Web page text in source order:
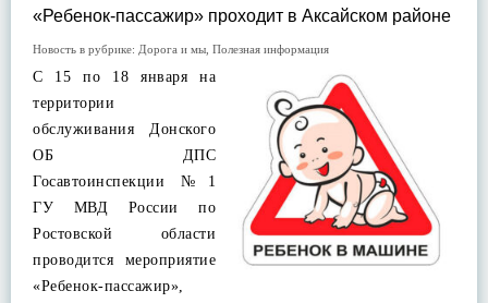
«Ребенок-пассажир» проходит в Аксайском районе
Новость в рубрике: Дорога и мы Полезная информация
С 15 по 18 января на
территории
обслуживания Донского
ОБ ДПС
Госавтоинспекции №1
ГУ МВД России по
Ростовской области
проводится мероприятие
«Ребенок-пассажир»,